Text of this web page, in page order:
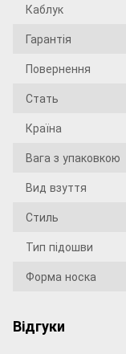
Каблук
Гарантія
Повернення
Стать
Країна
Вага з упаковкою
Вид взуття
Стиль
Тип підошви
Форма носка
Відгуки